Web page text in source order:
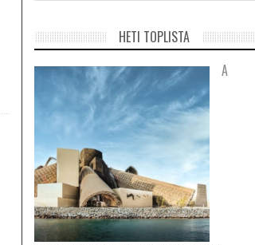
HETI TOPLISTA
A